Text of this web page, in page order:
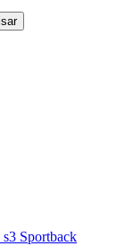
Sportback